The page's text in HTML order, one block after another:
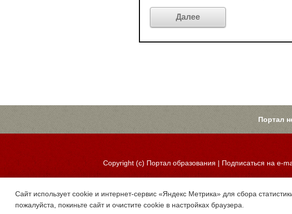
Портал
Copyright (c) Портал образования | Подписаться на e-
Сайт использует cookie и интернет-сервис «Яндекс Метрика» для сбора
пожалуйста, покиньте сайт и очистите cookie в настройках браузера.